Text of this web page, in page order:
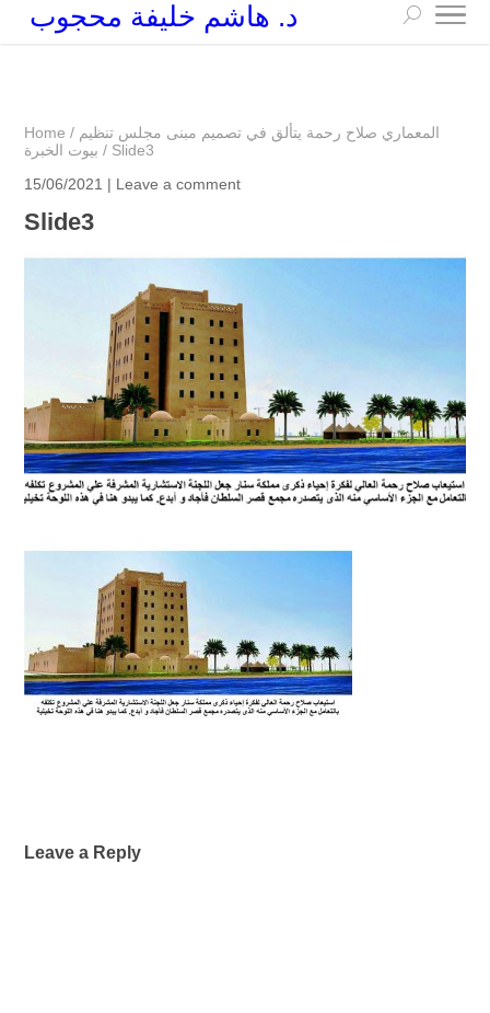
د. هاشم خليفة محجوب
Home / المعماري صلاح رحمة يتألق في تصميم مبنى مجلس تنظيم
بيوت الخبرة / Slide3
15/06/2021 | Leave a comment
Slide3
Leave a Reply